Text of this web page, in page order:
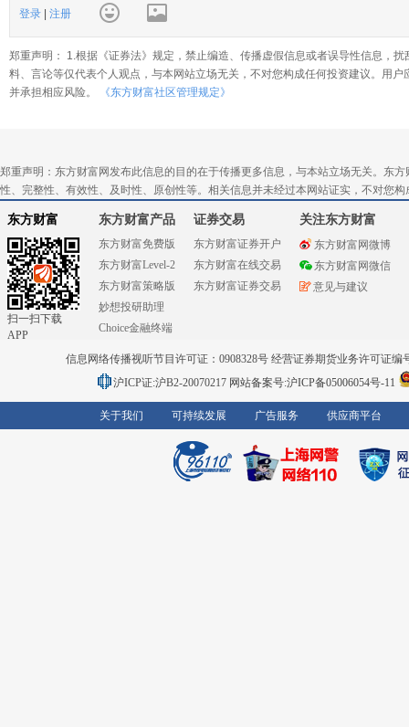
登录 注册
郑重声明： 1.根据《证券法》规定，禁止编造、传播虚假信息或者误导性信息，
料、言论等仅代表个人观点，与本网站立场无关，不对您构成任何投资建议。用
并承担相应风险。
《东方财富社区管理规定》
郑重声明：东方财富网发布此信息的目的在于传播更多信息，与本站立场无关。东
性、完整性、有效性、及时性、原创性等。相关信息并未经过本网站证实，不对您
东方财富
扫一扫下载
APP
东方财富产品
东方财富免费版
东方财富Level-2
东方财富策略版
妙想投研助理
Choice金融终端
证券交易
东方财富证券开户
东方财富在线交易
东方财富证券交易
关注东方财富
东方财富网微博
东方财富网微信
意见与建议
信息网络传播视听节目许可证：0908328号 经营证券期货业务许可证编
沪ICP证:沪B2-20070217 网站备案号:沪ICP备05006054号-11
关于我们 可持续发展 广告服务 供应商平台